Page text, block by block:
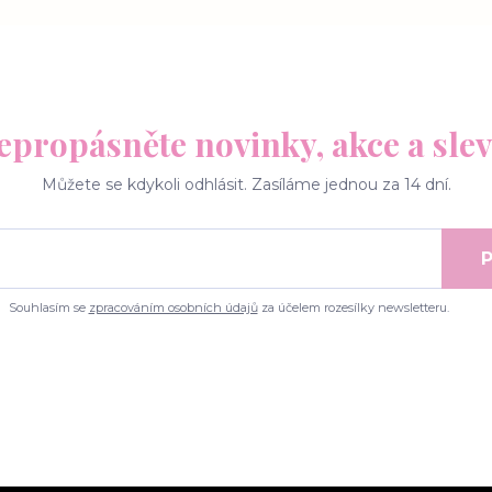
novinky, akce a
Můžete se kdykoli odhlásit. Zasíláme jednou za 14 dní.
Souhlasím se zpracováním osobních údajůza účelem rozesílky newsletteru.